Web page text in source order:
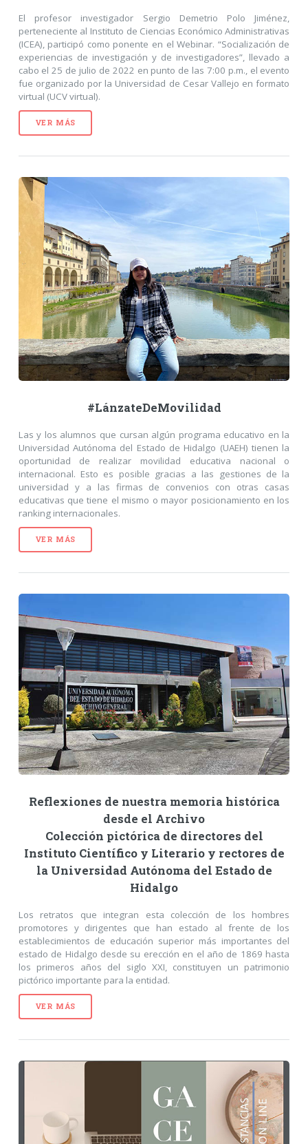
El profesor investigador Sergio Demetrio Polo Jiménez,
perteneciente al Instituto de Ciencias Económico Administrativas
(ICEA), participó como ponente en el Webinar. “Socialización de
experiencias de investigación y de investigadores”, llevado a
cabo el 25 de julio de 2022 en punto de las 7:00 p.m., el evento
fue organizado por la Universidad de Cesar Vallejo en formato
virtual (UCV virtual).
VER MÁS
#LánzateDeMovilidad
Las y los alumnos que cursan algún programa educativo en la
Universidad Autónoma del Estado de Hidalgo (UAEH) tienen la
oportunidad de realizar movilidad educativa nacional o
internacional. Esto es posible gracias a las gestiones de la
universidad y a las firmas de convenios con otras casas
educativas que tiene el mismo o mayor posicionamiento en los
ranking internacionales.
VER MÁS
Reflexiones de nuestra memoria histórica
desde el Archivo
Colección pictórica de directores del
Instituto Científico y Literario y rectores de
la Universidad Autónoma del Estado de
Hidalgo
Los retratos que integran esta colección de los hombres
promotores y dirigentes que han estado al frente de los
establecimientos de educación superior más importantes del
estado de Hidalgo desde su erección en el año de 1869 hasta
los primeros años del siglo XXI, constituyen un patrimonio
pictórico importante para la entidad.
VER MÁS